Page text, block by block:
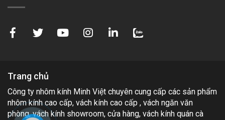
Trang chủ
Công ty nhôm kính Minh Việt chuyên cung cấp các sản phẩm
nhôm kính cao cấp, vách kính cao cấp , vách ngăn văn
phòng, vách kính showroom, cửa hàng, vách kính quán cà